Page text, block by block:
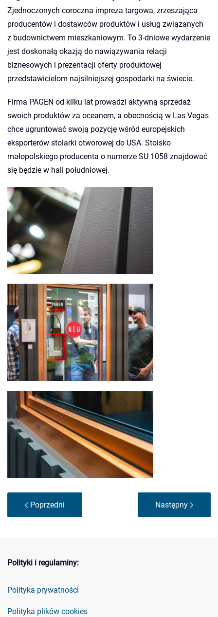
Zjednoczonych coroczna impreza targowa, zrzeszająca
producentów i dostawców produktów i usług związanych
z budownictwem mieszkaniowym. To 3-dniowe wydarzenie
jest doskonałą okazją do nawiązywania relacji
biznesowych i prezentacji oferty produktowej
przedstawicielom najsilniejszej gospodarki na świecie.
Firma PAGEN od kilku lat prowadzi aktywną sprzedaż
swoich produktów za oceanem, a obecnością w Las Vegas
chce ugruntować swoją pozycję wśród europejskich
eksporterów stolarki otworowej do USA. Stoisko
małopolskiego producenta o numerze SU 1058 znajdować
się będzie w hali południowej.
Poprzedni Następny
Polityki i regulaminy:
Polityka prywatności
Polityka plików cookies